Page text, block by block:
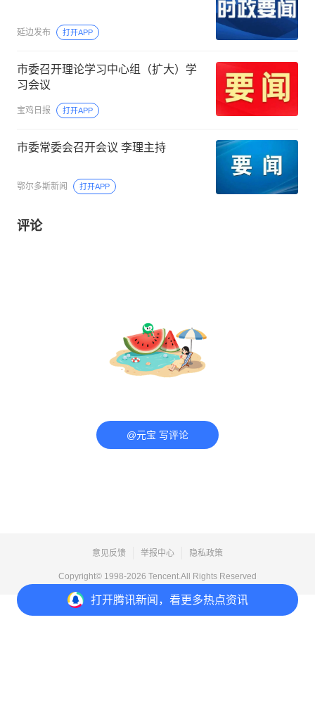
打开腾讯新闻，看更多热点资讯
延边发布 打开APP
市委召开理论学习中心组（扩大）学
习会议
宝鸡日报 打开APP
市委常委会召开会议 李理主持
鄂尔多斯新闻 打开APP
评论
@元宝 写评论
意见反馈 举报中心 隐私政策
Copyright© 1998-2026 Tencent.All Rights Reserved